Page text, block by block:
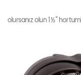
olursanız olun 1 ½"